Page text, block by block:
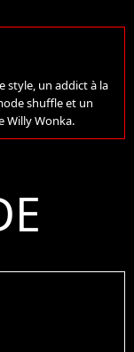
style, un addict à la
shuffle et un
Willy Wonka.